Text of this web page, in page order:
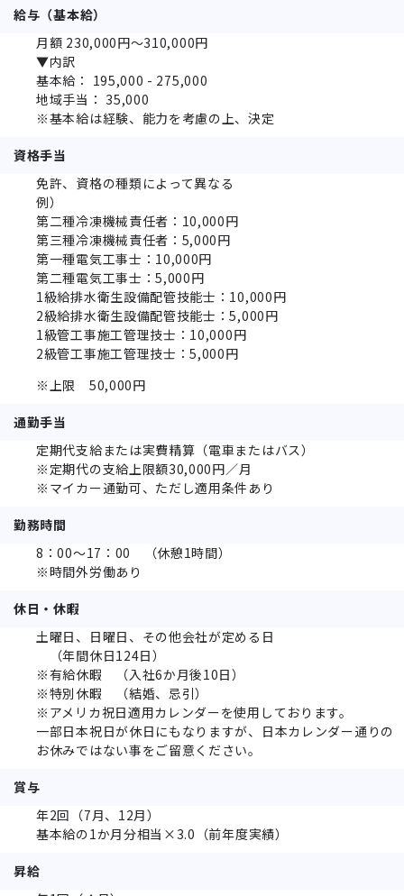
給与（基本給）
月額 230,000円～310,000円
▼内訳
基本給： 195,000 - 275,000
地域手当： 35,000
※基本給は経験、能力を考慮の上、決定
資格手当
免許、資格の種類によって異なる
例）
第二種冷凍機械責任者：10,000円
第三種冷凍機械責任者：5,000円
第一種電気工事士：10,000円
第二種電気工事士：5,000円
1級給排水衛生設備配管技能士：10,000円
2級給排水衛生設備配管技能士：5,000円
1級管工事施工管理技士：10,000円
2級管工事施工管理技士：5,000円
※上限 50,000円
通勤手当
定期代支給または実費精算（電車またはバス）
※定期代の支給上限額30,000円／月
※マイカー通勤可、ただし適用条件あり
勤務時間
8：00～17：00 （休憩1時間）
※時間外労働あり
休日・休暇
土曜日、日曜日、その他会社が定める日
（年間休日124日）
※有給休暇 （入社6か月後10日）
※特別休暇 （結婚、忌引）
※アメリカ祝日適用カレンダーを使用しております。
一部日本祝日が休日にもなりますが、日本カレンダー通りの
お休みではない事をご留意ください。
賞与
年2回（7月、12月）
基本給の1か月分相当×3.0（前年度実績）
昇給